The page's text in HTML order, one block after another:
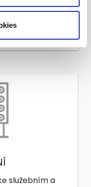
služebním a